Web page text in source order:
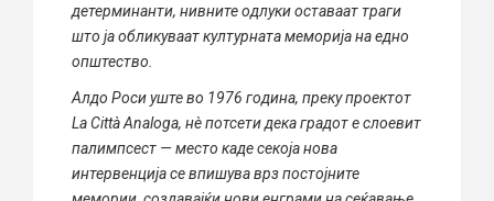
детерминанти, нивните одлуки оставaат траги
што ја обликуваат културната меморија на едно
општество.
Алдо Роси уште во 1976 година, преку проектот
La Città Analoga, нè потсети дека градот е слоевит
палимпсест — место каде секоја нова
интервенција се впишува врз постојните